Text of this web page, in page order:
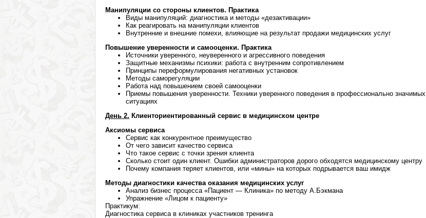
Манипуляции со стороны клиентов. Практика
Виды манипуляций: диагностика и методы «дезактивации»
Как реагировать на манипуляции клиентов
Внутренние и внешние помехи, влияющие на результат продажи медицинских услуг
Повышение уверенности и самооценки. Практика
Источники уверенного, неуверенного и агрессивного поведения
Защитные механизмы психики: работа с внутренним сопротивлением
Принципы переформулирования негативных установок
Методы саморегуляции
Работа над повышением своей самооценки
Приемы повышения уверенности. Техники уверенного поведения в профессионально значимых
ситуациях
День 2. Клиенториентированный сервис в медицинском центре
Аксиомы сервиса
Сервис как конкурентное преимущество
От чего зависит качество сервиса
Что такое сервис с точки зрения клиента
Сколько стоит один клиент. Ошибки администраторов дорого обходятся медицинскому центру
Почему компания теряет клиентов, или «мины» на которых подрывается ваш имидж
Методы диагностики качества оказания медицинских услуг
Анализ бизнес процесса «Пациент — Клиника» по методу А.Бэкмана
Упражнение «Лицом к пациенту»
Практикум:
Диагностика сервиса в клиниках участников тренинга